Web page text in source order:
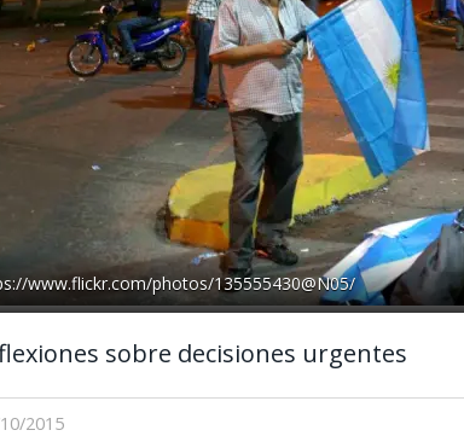
www.flickr.com/photos/135555430@N05/
sobre decisiones urgentes
2015